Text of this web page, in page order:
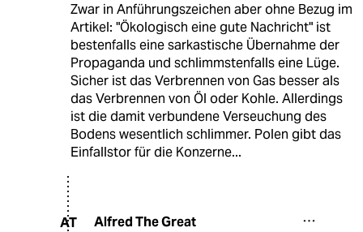
Zwar in Anführungszeichen aber ohne Bezug im
Artikel: "Ökologisch eine gute Nachricht" ist
bestenfalls eine sarkastische Übernahme der
Propaganda und schlimmstenfalls eine Lüge.
Sicher ist das Verbrennen von Gas besser als
das Verbrennen von Öl oder Kohle. Allerdings
ist die damit verbundene Verseuchung des
Bodens wesentlich schlimmer. Polen gibt das
Einfallstor für die Konzerne...
AT Alfred The Great